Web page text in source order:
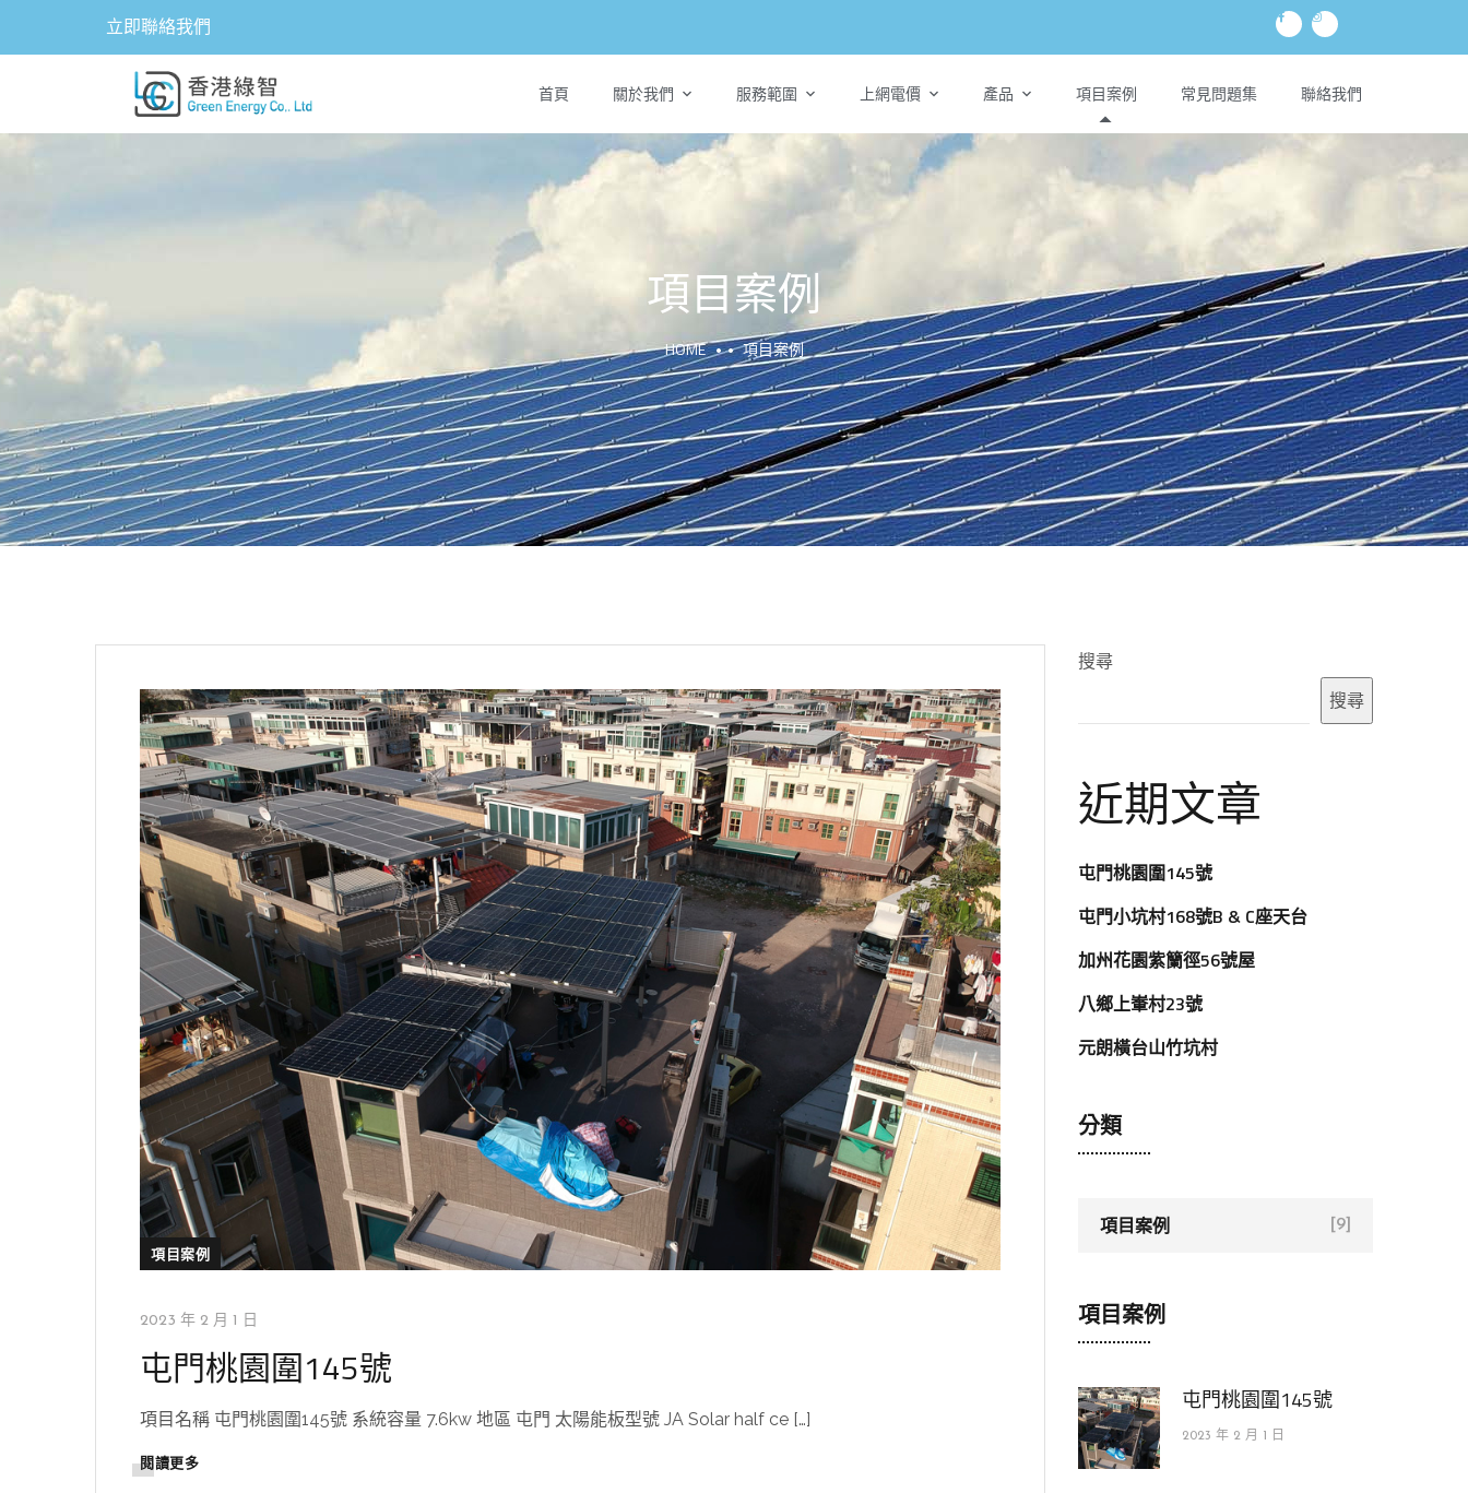
立即聯絡我們
首頁 關於我們 服務範圍 上網電價 產品 項目案例 常見問題集 聯絡我們
項目案例
HOME 項目案例
項目案例
2023 年 2 月 1 日
屯門桃園圍145號
項目名稱 屯門桃園圍145號 系統容量 7.6kw 地區 屯門 太陽能板型號 JA Solar half ce […]
閱讀更多
搜尋
搜尋
近期文章
屯門桃園圍145號
屯門小坑村168號B & C座天台
加州花園紫籣徑56號屋
八鄉上輋村23號
元朗橫台山竹坑村
分類
項目案例 [9]
項目案例
屯門桃園圍145號
2023 年 2 月 1 日